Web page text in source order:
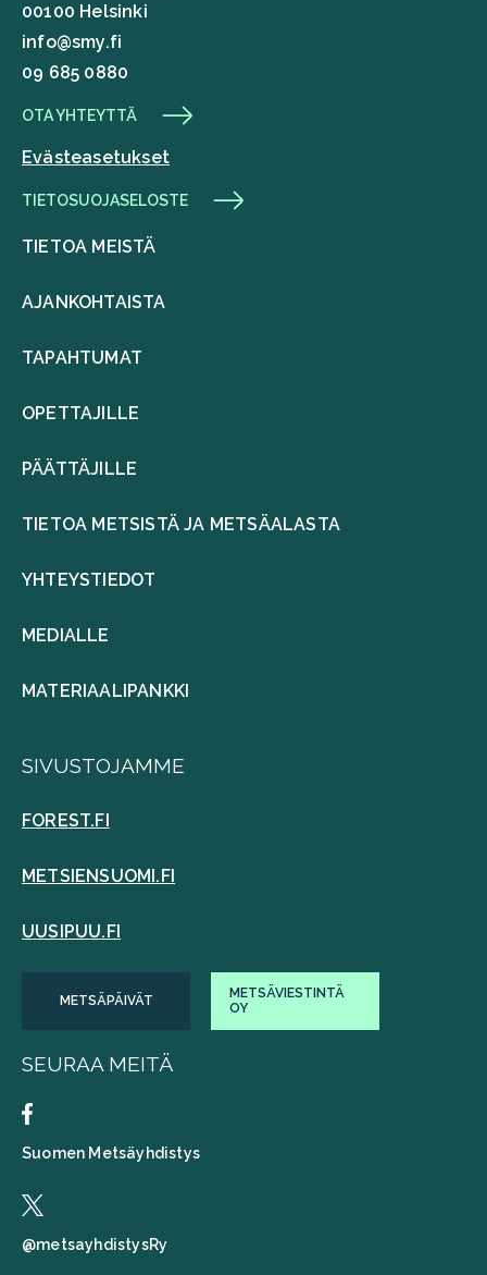
00100 Helsinki
info@smy.fi
09 685 0880
OTA YHTEYTTÄ
Evästeasetukset
TIETOSUOJASELOSTE
TIETOA MEISTÄ
AJANKOHTAISTA
TAPAHTUMAT
OPETTAJILLE
PÄÄTTÄJILLE
TIETOA METSISTÄ JA METSÄALASTA
YHTEYSTIEDOT
MEDIALLE
MATERIAALIPANKKI
SIVUSTOJAMME
FOREST.FI
METSIENSUOMI.FI
UUSIPUU.FI
METSÄPÄIVÄT
METSÄVIESTINTÄ
OY
SEURAA MEITÄ
Suomen Metsäyhdistys
@metsayhdistysRy